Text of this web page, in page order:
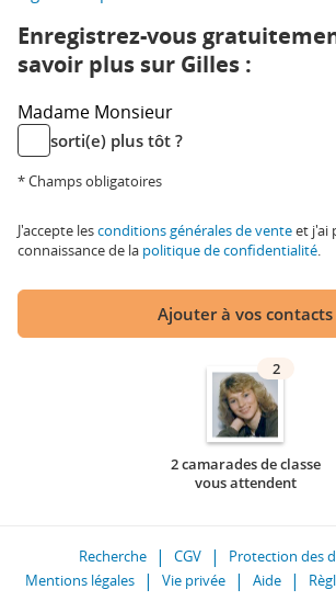
Enregistrez-vous
savoir plus sur Gilles :
Madame Monsieur
sorti(e) plus tôt ?
* Champs obligatoires
J'accepte lesconditions générales de venteet j'ai
connaissance de la politique de confidentialité.
Ajouter à vos contacts
2
2 camarades de classe
vous attendent
Recherche CGV
Protection des
Mentions légales
Vie privée Aide